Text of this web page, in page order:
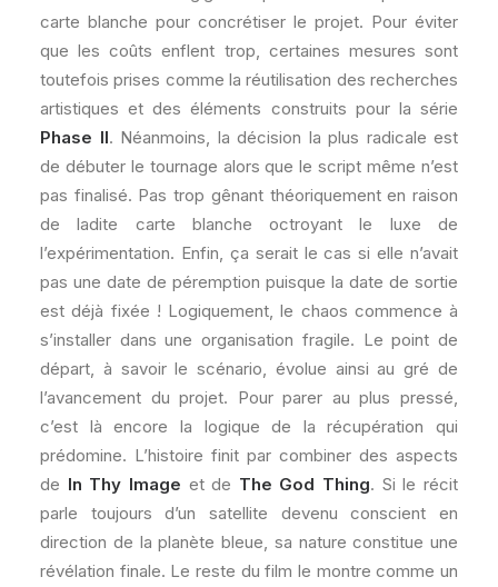
carte blanche pour concrétiser le projet. Pour éviter
que les coûts enflent trop, certaines mesures sont
toutefois prises comme la réutilisation des recherches
artistiques et des éléments construits pour la série
Phase II. Néanmoins, la décision la plus radicale est
de débuter le tournage alors que le script même n’est
pas finalisé. Pas trop gênant théoriquement en raison
de ladite carte blanche octroyant le luxe de
l’expérimentation. Enfin, ça serait le cas si elle n’avait
pas une date de péremption puisque la date de sortie
est déjà fixée ! Logiquement, le chaos commence à
s’installer dans une organisation fragile. Le point de
départ, à savoir le scénario, évolue ainsi au gré de
l’avancement du projet. Pour parer au plus pressé,
c’est là encore la logique de la récupération qui
prédomine. L’histoire finit par combiner des aspects
de In Thy Image et de The God Thing. Si le récit
parle toujours d’un satellite devenu conscient en
direction de la planète bleue, sa nature constitue une
révélation finale. Le reste du film le montre comme un